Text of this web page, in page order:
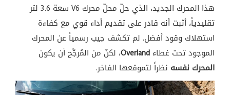
هذا المحرك الجديد، الذي حلّ محلّ محرك V6
سعة 3.6 لتر
تقليدياً، أثبت أنه قادر على تقديم أداء قوي مع كفاءة
استهلاك وقودأفضل. لم تكشف جيب رسمياً عن المحرك
الموجود تحت غطاء Overland، لكنّ من المُرجَّح أن يكون
المحرك نفسه نظراً لتموقعها الفاخر.